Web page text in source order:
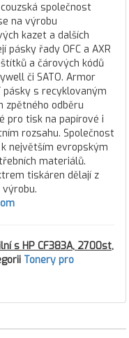
společnost
na výrobu
kazet a dalších
pásky řady OFC a AXR
a čárových kódů
či SATO. Armor
s recyklovaným
zpětného odběru
pro tisk na papírové i
rozsahu. Společnost
největším evropským
materiálů.
tiskáren dělají z
s HP CF383A, 2700st,
Tonery pro